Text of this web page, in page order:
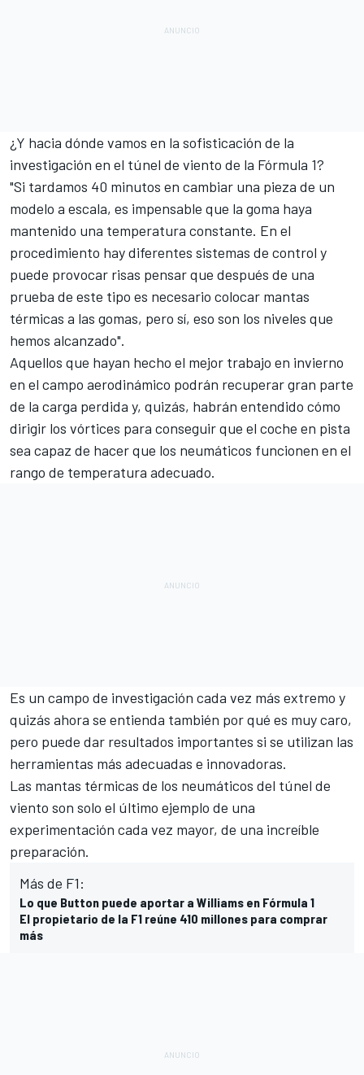
¿Y hacia dónde vamos en la sofisticación de la
investigación en el túnel de viento de la Fórmula 1?
"Si tardamos 40 minutos en cambiar una pieza de un
modelo a escala, es impensable que la goma haya
mantenido una temperatura constante. En el
procedimiento hay diferentes sistemas de control y
puede provocar risas pensar que después de una
prueba de este tipo es necesario colocar mantas
térmicas a las gomas, pero sí, eso son los niveles que
hemos alcanzado".
Aquellos que hayan hecho el mejor trabajo en invierno
en el campo aerodinámico podrán recuperar gran parte
de la carga perdida y, quizás, habrán entendido cómo
dirigir los vórtices para conseguir que el coche en pista
sea capaz de hacer que los neumáticos funcionen en el
rango de temperatura adecuado.
Es un campo de investigación cada vez más extremo y
quizás ahora se entienda también por qué es muy caro,
pero puede dar resultados importantes si se utilizan las
herramientas más adecuadas e innovadoras.
Las mantas térmicas de los neumáticos del túnel de
viento son solo el último ejemplo de una
experimentación cada vez mayor, de una increíble
preparación.
Más de F1:
Lo que Button puede aportar a Williams en Fórmula 1
El propietario de la F1 reúne 410 millones para comprar
más